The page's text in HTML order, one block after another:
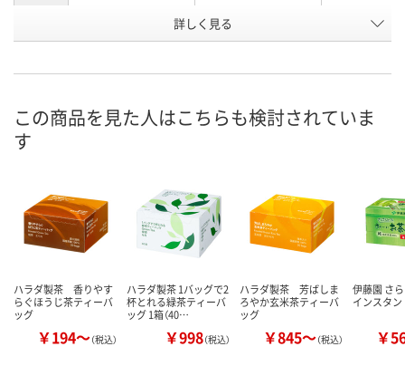
ほうじ茶 ほうじ茶
5386407 6127910 397963
在庫 あり あり あり
お届け日
数量
カゴへ
数量
カゴへ カ
詳しく見る
この商品を見た人はこちらも検討されていま
す
ハラダ製茶 香りやす
らぐほうじ茶ティーバ
ッグ
￥194～（税込）
ハラダ製茶 1バッグで2
杯とれる緑茶ティーバ
ッグ 1箱（40…
￥998（税込）
ハラダ製茶 芳ばしま
ろやか玄米茶ティーバ
ッグ
￥845～（税込）
伊藤園 さ
インスタ
￥